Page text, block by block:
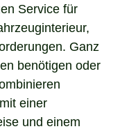
Service für
Ganz
benötigen oder
einer
und einem